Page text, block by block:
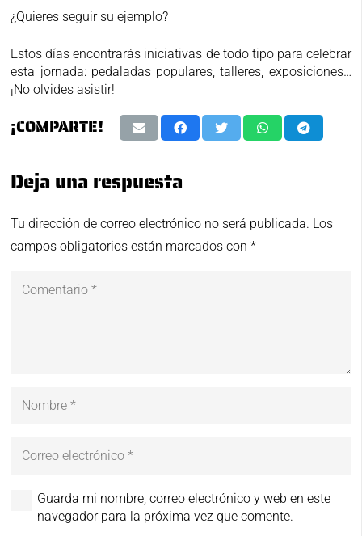
¿Quieres seguir su ejemplo?
Estos días encontrarás iniciativas de todo tipo para celebrar
esta jornada: pedaladas populares, talleres, exposiciones…
¡No olvides asistir!
¡COMPARTE!
Deja una respuesta
Tu dirección de correo electrónico no será publicada. Los
campos obligatorios están marcados con*
Guarda mi nombre, correo electrónico y web en este
navegador para la próxima vez que comente.